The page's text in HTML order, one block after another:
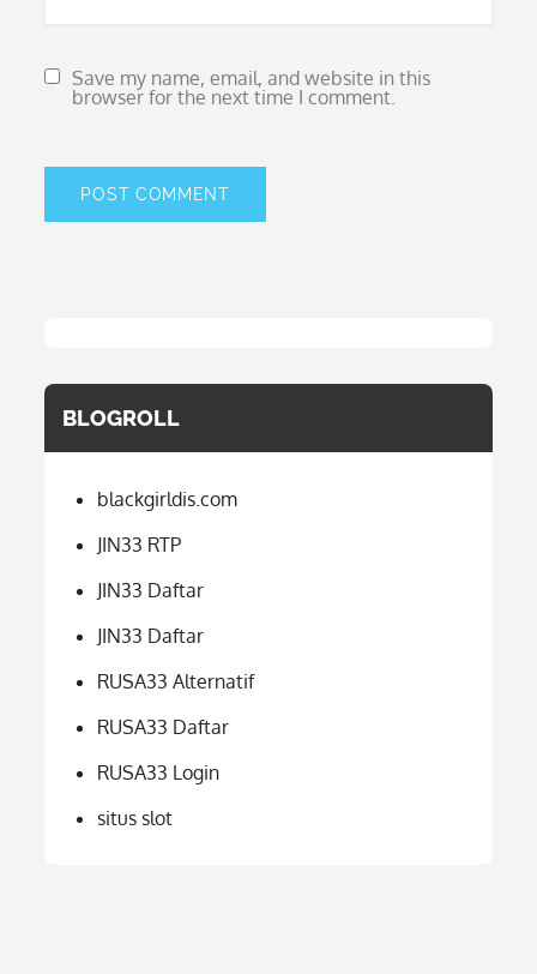
Save my name, email, and website in this
browser for the next time I comment.
BLOGROLL
blackgirldis.com
JIN33 RTP
JIN33 Daftar
JIN33 Daftar
RUSA33 Alternatif
RUSA33 Daftar
RUSA33 Login
situs slot